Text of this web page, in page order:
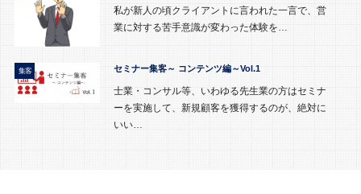
私が新人の頃クライアントに言われた一言で、営
業に対する苦手意識が変わった体験を…
集客 セミナー集客～ コンテンツ編～Vol.1
士業・コンサル等、いわゆる先生業の方はセミナ
ーを実施して、新規顧客を獲得するのが、絶対に
いい…